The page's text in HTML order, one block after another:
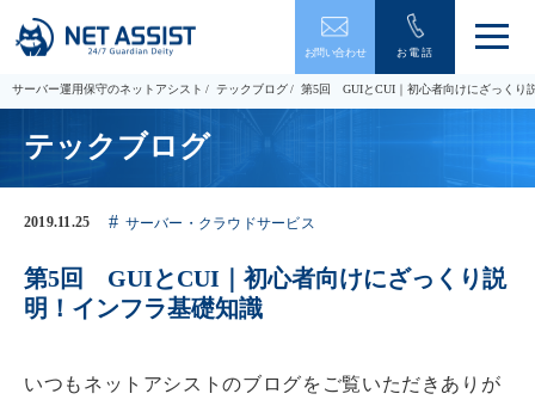
お問い合わせ お電話
メ
ュ
ー
サーバー運用保守のネットアシスト テックブログ 第5回 GUIとCUI｜初心者向けにざっくり
テックブログ
2019.11.25 サーバー・クラウドサービス
第5回 GUIとCUI｜初心者向けにざっくり説
明！インフラ基礎知識
いつもネットアシストのブログをご覧いただきありが